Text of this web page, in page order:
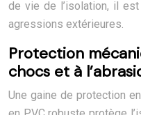
de vie de l’isolation, il
agressions extérieures.
Protection
chocs et à
Une gaine de protection